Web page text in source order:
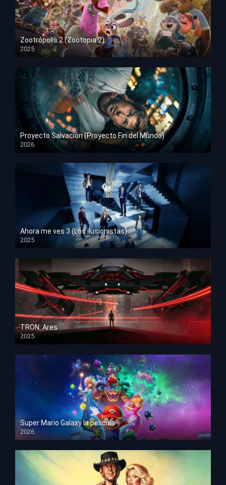
Zootrópolis 2 (Zootopia 2)
2025
HD 1080p
Proyecto Salvación (Proyecto Fin del Mundo)
2026
HD 1080p
Ahora me ves 3 (Los ilusionistas)
2025
HD 1080p
TRON: Ares
2025
HD 1080p
Super Mario Galaxy la película
2026
HD 1080p